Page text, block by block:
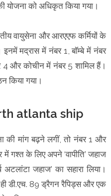
योजना को अधिकृत किया गया।
वायुसेना और आरएएफ कर्मियों के
मद्रास में नंबर 1, बॉम्बे में नंबर
4 और कोचीन में नंबर 5 शामिल हैं।
किया गया।
atlanta ship
की मांग बढ़ने लगीं, तो नंबर 1 और
गश्त के लिए अपने ‘वापीति’ जहाज
जहाज’ का सहारा लिया।
डी.एच. 89 ड्रैगन रैपिड्स और एक